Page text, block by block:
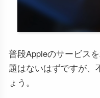
普段Appleのサービス
題はないはずですが、
ょう。